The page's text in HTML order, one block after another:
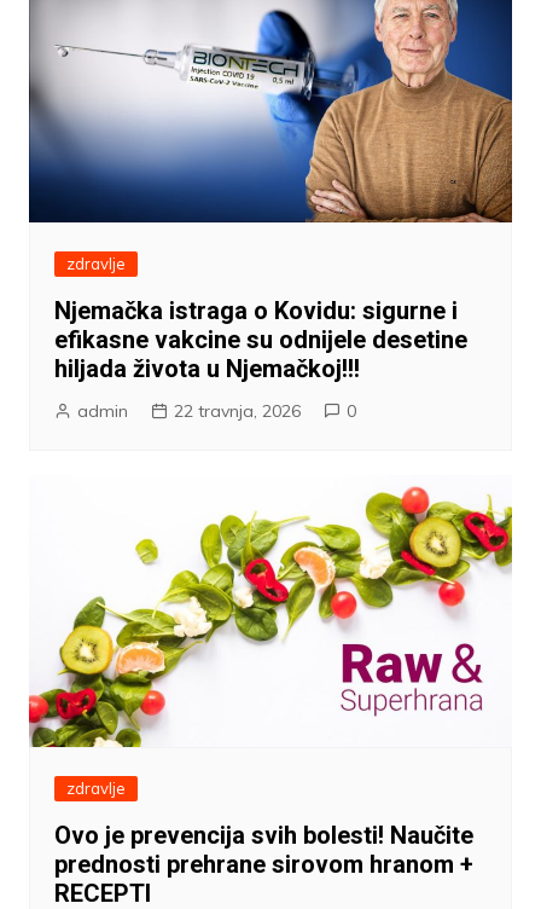
zdravlje
Njemačka istraga o Kovidu: sigurne i
efikasne vakcine su odnijele desetine
hiljada života u Njemačkoj!!!
admin 22 travnja, 2026 0
zdravlje
Ovo je prevencija svih bolesti! Naučite
prednosti prehrane sirovom hranom +
RECEPTI